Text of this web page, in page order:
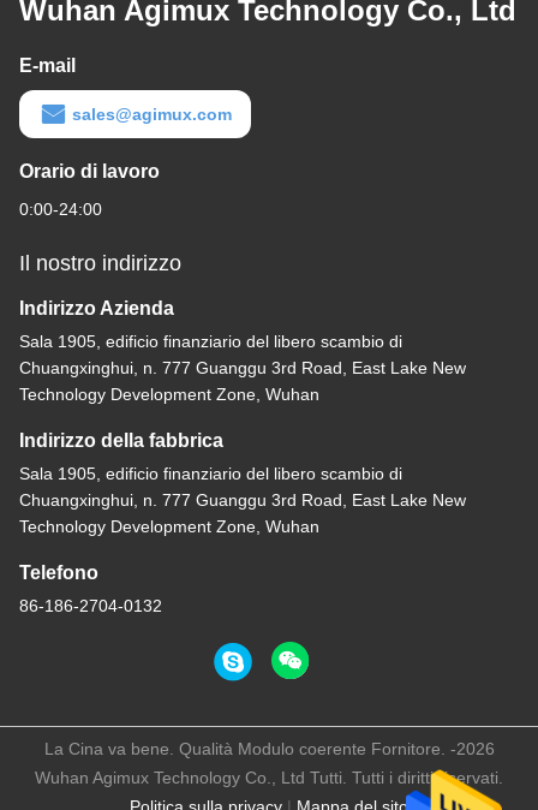
Wuhan Agimux Technology Co., Ltd
E-mail
sales@agimux.com
Orario di lavoro
0:00-24:00
Il nostro indirizzo
Indirizzo Azienda
Sala 1905, edificio finanziario del libero scambio di
Chuangxinghui, n. 777 Guanggu 3rd Road, East Lake New
Technology Development Zone, Wuhan
Indirizzo della fabbrica
Sala 1905, edificio finanziario del libero scambio di
Chuangxinghui, n. 777 Guanggu 3rd Road, East Lake New
Technology Development Zone, Wuhan
Telefono
86-186-2704-0132
La Cina va bene. Qualità Modulo coerente Fornitore. -2026
Wuhan Agimux Technology Co., Ltd Tutti. Tutti i diritti riservati.